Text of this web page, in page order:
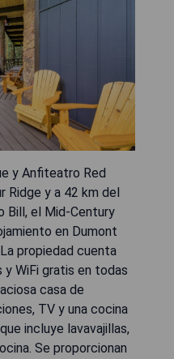
y Anfiteatro Red
Ridge y a 42 km del
Bill, el Mid-Century
en Dumont
propiedad cuenta
WiFi gratis en todas
casa de
TV y una cocina
incluye lavavajillas,
Se proporcionan